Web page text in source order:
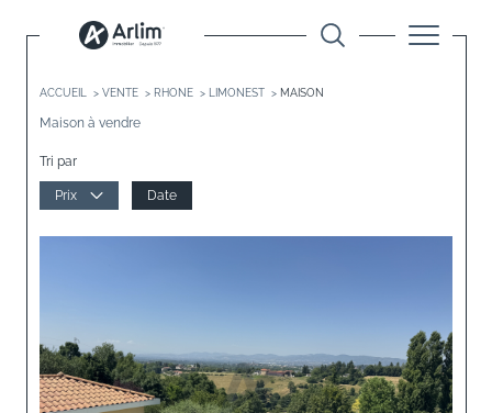
ACCUEIL VENTE RHONE LIMONEST MAISON
Maison à vendre
Tri par
Prix Date